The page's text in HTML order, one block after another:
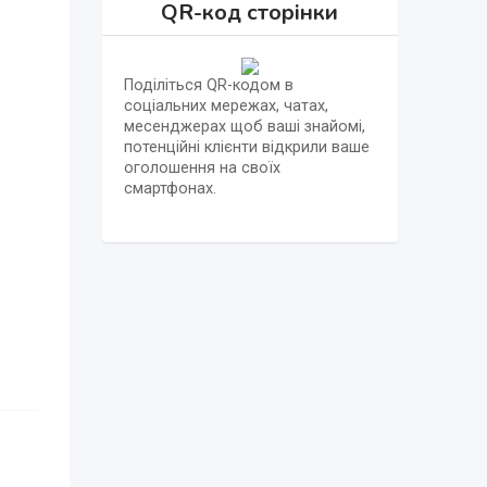
QR-код сторінки
Поділіться QR-кодом в
соціальних мережах, чатах,
месенджерах щоб ваші знайомі,
потенційні клієнти відкрили ваше
оголошення на своїх
смартфонах.